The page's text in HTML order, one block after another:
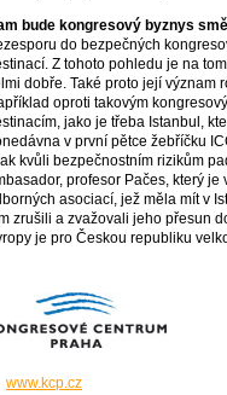
bude kongresový byznys
do bezpečných
Z tohoto pohledu je na
dobře. Také proto její význam
oproti takovým
jako je třeba Istanbul,
v první pětce žebříčku
kvůli bezpečnostním rizikům
profesor Pačes, který
asociací, jež měla mít v
zrušili a zvažovali jeho přesun
je pro Českou republiku
www.kcp.cz